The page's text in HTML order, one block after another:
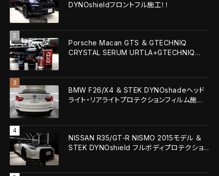
DYNOshieldフロントフル施工！！
Porsche Macan GTS ＆ GTECHNIQ
CRYSTAL SERUM URTLA+GTECHNIQ
BMW F26/X4 ＆ STEK DYNOshadeヘッド
ライト・リアライトプロテクションフィルム施
NISSAN R35/GT-R NISMO 2015モデル ＆
STEK DYNOshield フルボディプロテクショ